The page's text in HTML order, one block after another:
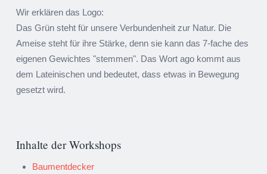
Wir erklären das Logo:
Das Grün steht für unsere Verbundenheit zur Natur. Die
Ameise steht für ihre Stärke, denn sie kann das 7-fache des
eigenen Gewichtes "stemmen". Das Wort ago kommt aus
dem Lateinischen und bedeutet, dass etwas in Bewegung
gesetzt wird.
Inhalte der Workshops
Baumentdecker